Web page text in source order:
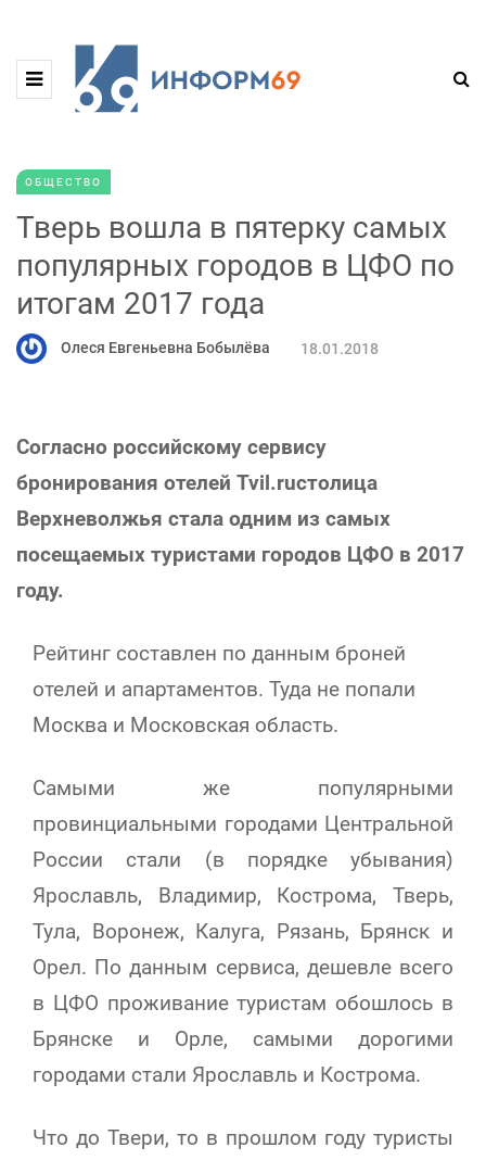
ОБЩЕСТВО
Тверь вошла в пятерку самых
популярных городов в ЦФО по
итогам 2017 года
Олеся Евгеньевна Бобылёва 18.01.2018
Согласно российскому сервису
бронирования отелей Tvil.ruстолица
Верхневолжья стала одним из самых
посещаемых туристами городов ЦФО в 2017
году.
Рейтинг составлен по данным броней
отелей и апартаментов. Туда не попали
Москва и Московская область.
Самыми же популярными
провинциальными городами Центральной
России стали (в порядке убывания)
Ярославль, Владимир, Кострома, Тверь,
Тула, Воронеж, Калуга, Рязань, Брянск и
Орел. По данным сервиса, дешевле всего
в ЦФО проживание туристам обошлось в
Брянске и Орле, самыми дорогими
городами стали Ярославль и Кострома.
Что до Твери, то в прошлом году туристы